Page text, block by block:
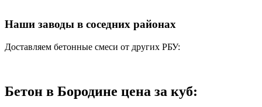
Наши заводы в соседних районах
Доставляем бетонные смеси от других РБУ:
Бетон в Бородине цена за куб: